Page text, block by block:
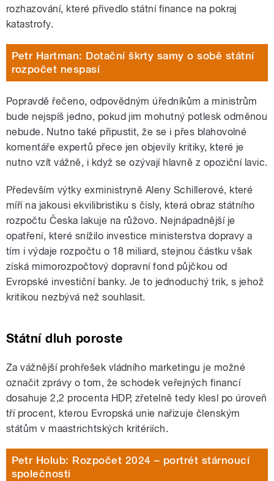
rozhazování, které přivedlo státní finance na pokraj
katastrofy.
Petr Hartman: Dotační škrty samy o sobě státní
rozpočet nespasí
Popravdě řečeno, odpovědným úředníkům a ministrům
bude nejspíš jedno, pokud jim mohutný potlesk odměnou
nebude. Nutno také připustit, že se i přes blahovolné
komentáře expertů přece jen objevily kritiky, které je
nutno vzít vážně, i když se ozývají hlavně z opoziční lavic.
Především výtky exministryně Aleny Schillerové, které
míří na jakousi ekvilibristiku s čísly, která obraz státního
rozpočtu Česka lakuje na růžovo. Nejnápadnější je
opatření, které snížilo investice ministerstva dopravy a
tím i výdaje rozpočtu o 18 miliard, stejnou částku však
získá mimorozpočtový dopravní fond půjčkou od
Evropské investiční banky. Je to jednoduchý trik, s jehož
kritikou nezbývá než souhlasit.
Státní dluh poroste
Za vážnější prohřešek vládního marketingu je možné
označit zprávy o tom, že schodek veřejných financí
dosahuje 2,2 procenta HDP, zřetelně tedy klesl po úroveň
tří procent, kterou Evropská unie nařizuje členským
státům v maastrichtských kritériích.
Petr Holub: Rozpočet 2024 – portrét stárnoucí
společnosti